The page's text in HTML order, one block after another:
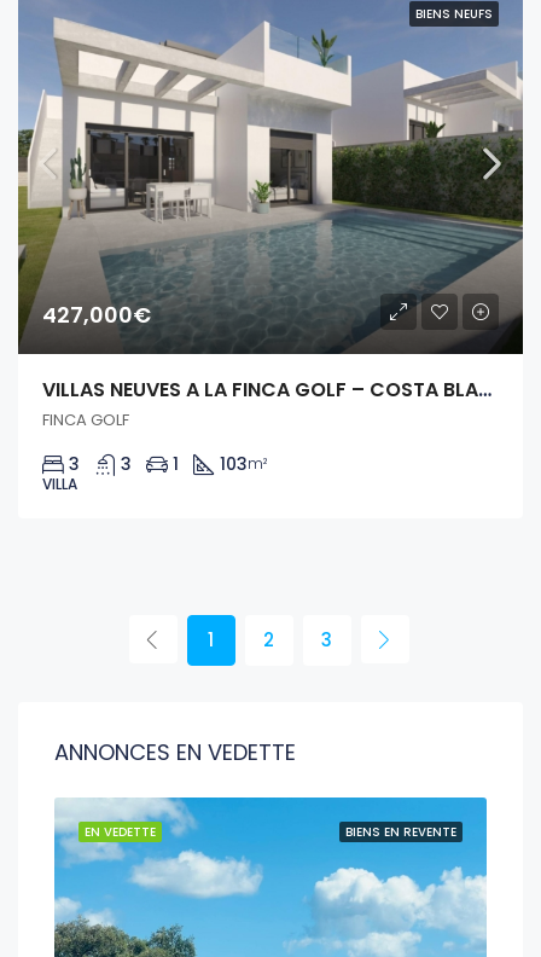
BIENS NEUFS
427,000€
VILLAS NEUVES A LA FINCA GOLF – COSTA BLANCA
FINCA GOLF
3 3 1 103m²
VILLA
1 2 3
ANNONCES EN VEDETTE
BIENS EN REVENTE
EN VEDETTE